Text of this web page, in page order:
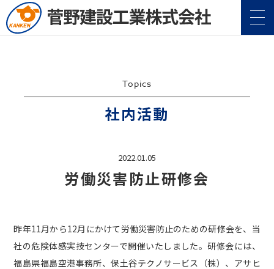
企業情報
Construction 施工実績
CSR 地域・社会貢献
Topics
社内活動
2022.01.05
労働災害防止研修会
昨年11月から12月にかけて労働災害防止のための研修会を、当
社の危険体感実技センターで開催いたしました。研修会には、
福島県福島空港事務所、保土谷テクノサービス（株）、アサヒ